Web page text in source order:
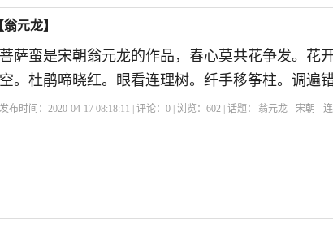
元龙】
菩萨蛮是宋朝翁元龙的作品，春心莫共花争发。花
空。杜鹃啼晓红。眼看连理树。纤手移筝柱。调遍
发布时间：2020-04-17 08:18:11 | 评论：0 | 浏览：602 | 话题： 翁元龙 宋朝